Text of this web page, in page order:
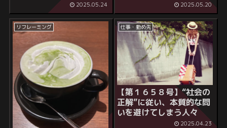
2025.05.24 2025.05.20
リフレーミング 仕事・勤め先
【第１６５８号】“社会の
正解”に従い、本質的な問
いを避けてしまう人々
2025.04.23